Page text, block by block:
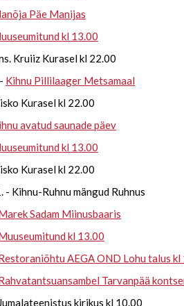
Päe Manijas
kl 13.00
Kruiiz Kurasel kl 22.00
Kihnu Pillilaager Metsamaal
Kurasel kl 22.00
avatud saunade päev
kl 13.00
Kurasel kl 22.00
- Kihnu-Ruhnu mängud Ruhnus
Sadam Miinusbaaris
kl 13.00
AEGA OND Lohu talus kl
Tarvanpää
kirikus kl 10.00